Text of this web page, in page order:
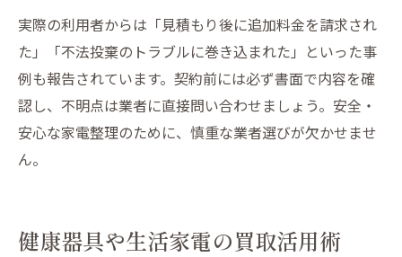
実際の利用者からは「見積もり後に追加料金を請求され
た」「不法投棄のトラブルに巻き込まれた」といった事
例も報告されています。契約前には必ず書面で内容を確
認し、不明点は業者に直接問い合わせましょう。安全・
安心な家電整理のために、慎重な業者選びが欠かせませ
ん。
健康器具や生活家電の買取活用術